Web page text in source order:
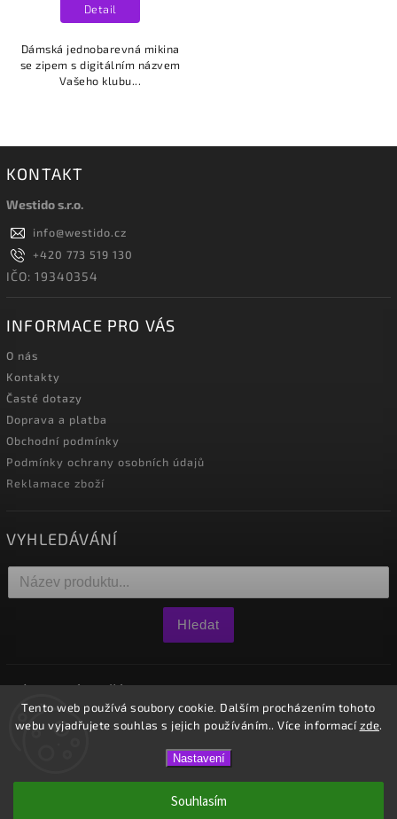
Tento web používá soubory cookie. Dalším procházením tohoto
webu vyjadřujete souhlas s jejich používáním.. Více informacízde.
Nastavení
Souhlasím
Detail
Dámská jednobarevná mikina
se zipem s digitálním názvem
Vašeho klubu...
KONTAKT
Westido s.r.o.
info@westido.cz
+420 773 519 130
IČO: 19340354
INFORMACE PRO VÁS
O nás
Kontakty
Časté dotazy
Doprava a platba
Obchodní podmínky
Podmínky ochrany osobních údajů
Reklamace zboží
VYHLEDÁVÁNÍ
Hledat
0ks / 0 Kč